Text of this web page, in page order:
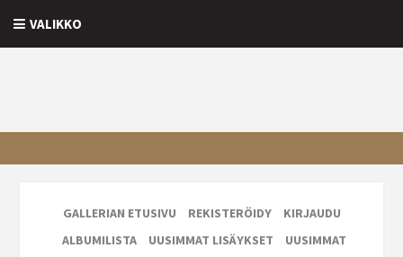
VALIKKO
GALLERIAN ETUSIVU REKISTERÖIDY
KIRJAUDU
ALBUMILISTA
UUSIMMAT LISÄYKSET
UUSIMMAT